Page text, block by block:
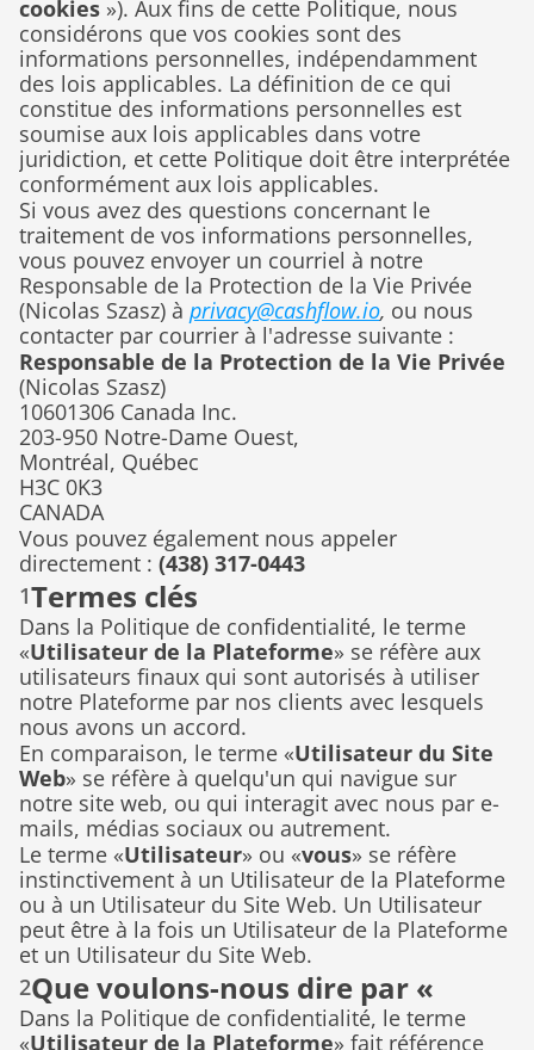
cookies »). Aux fins de cette Politique, nous
considérons que vos cookies sont des
informations personnelles, indépendamment
des lois applicables. La définition de ce qui
constitue des informations personnelles est
soumise aux lois applicables dans votre
juridiction, et cette Politique doit être interprétée
conformément aux lois applicables.
Si vous avez des questions concernant le
traitement de vos informations personnelles,
vous pouvez envoyer un courriel à notre
Responsable de la Protection de la Vie Privée
(Nicolas Szasz) à privacy@cashflow.io, ou nous
contacter par courrier à l'adresse suivante :
(Nicolas Szasz)
10601306 Canada Inc.
203-950 Notre-Dame Ouest,
Montréal, Québec
H3C 0K3
CANADA
Vous pouvez également nous appeler
directement : (438) 317-0443
1Termes clés
Dans la Politique de confidentialité, le terme
«Utilisateur de la Plateforme» se réfère aux
utilisateurs finaux qui sont autorisés à utiliser
notre Plateforme par nos clients avec lesquels
nous avons un accord.
En comparaison, le terme «Utilisateur du Site
Web» se réfère à quelqu'un qui navigue sur
notre site web, ou qui interagit avec nous par e-
mails, médias sociaux ou autrement.
Le terme «Utilisateur» ou «vous» se réfère
instinctivement à un Utilisateur de la Plateforme
ou à un Utilisateur du Site Web. Un Utilisateur
peut être à la fois un Utilisateur de la Plateforme
et un Utilisateur du Site Web.
2Que voulons-nous dire par «
informations personnelles » ?
Dans la Politique de confidentialité, le terme
«Utilisateur de la Plateforme» fait référence